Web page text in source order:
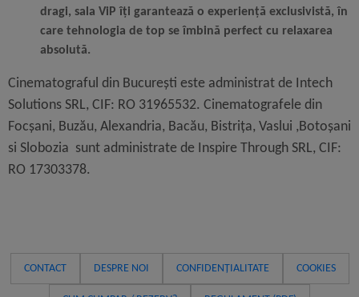
dragi, sala ViP îți garantează o experiență exclusivistă, în
care tehnologia de top se îmbină perfect cu relaxarea
absolută.
Cinematograful din București este administrat de Intech
Solutions SRL, CIF: RO 31965532. Cinematografele din
Focșani, Buzău, Alexandria, Bacău, Bistrița, Vaslui ,Botoșani
si Slobozia sunt administrate de Inspire Through SRL, CIF:
RO 17303378.
CONTACT DESPRE NOI CONFIDENȚIALITATE COOKIES